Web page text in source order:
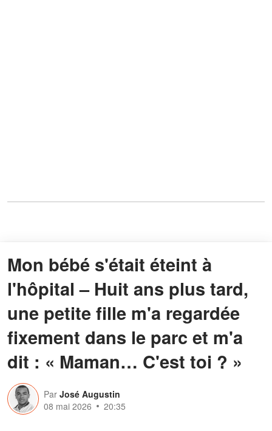
Mon bébé s'était éteint à
l'hôpital – Huit ans plus tard,
une petite fille m'a regardée
fixement dans le parc et m'a
dit : « Maman… C'est toi ? »
Par José Augustin
08 mai 2026
20:35